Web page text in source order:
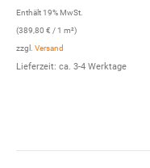
Enthält 19% MwSt.
(389,80 € / 1 m²)
zzgl. Versand
Lieferzeit: ca. 3-4 Werktage